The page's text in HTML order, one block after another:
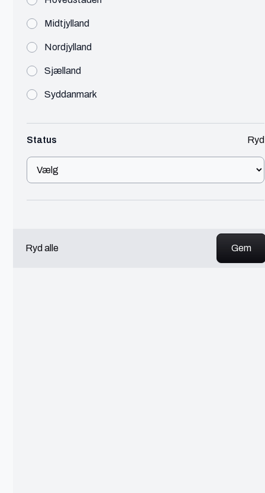
Midtjylland
Nordjylland
Sjælland
Syddanmark
Status Ryd
Ryd alle
ChatGPT
Adobe Photoshop
Instagram
Figma
Adobe Illustrator
LinkedIn
Microsoft Office 365
Excel
WordPress
Github